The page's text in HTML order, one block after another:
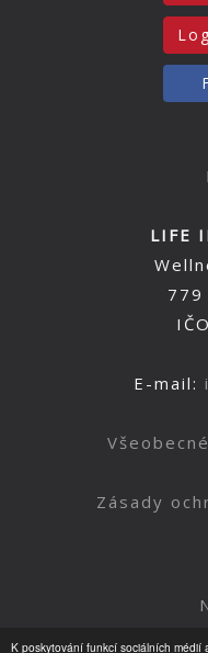
K poskytování funkcí sociálních médií
LIFE
779
E-mail:
Zásady